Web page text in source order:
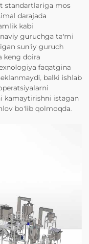
standartlariga mos
darajada
kabi
guruchga ta'mi
sun'iy guruch
keng doira
faqatgina
balki ishlab
kamaytirishni istagan
bo'lib qolmoqda.